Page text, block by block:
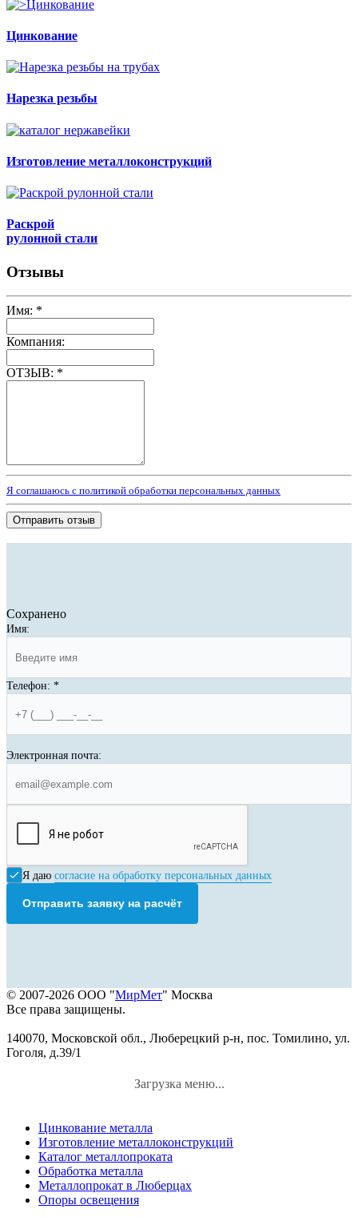
Цинкование
Нарезка резьбы
Изготовление металлоконструкций
Раскрой
рулонной стали
Отзывы
Имя: *
Компания:
ОТЗЫВ: *
Я соглашаюсь с политикой обработки персональных данных
Отправить отзыв
Сохранено
Имя:
Телефон: *
Электронная почта:
Я даю согласие на обработку персональных данных
Отправить заявку на расчёт
© 2007-2026 ООО "МирМет" Москва
Все права защищены.
140070, Московской обл., Люберецкий р-н, пос. Томилино, ул.
Гоголя, д.39/1
Загрузка меню...
Цинкование металла
Изготовление металлоконструкций
Каталог металлопроката
Обработка металла
Металлопрокат в Люберцах
Опоры освещения